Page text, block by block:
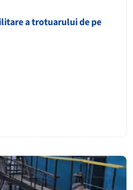
a trotuarului de pe